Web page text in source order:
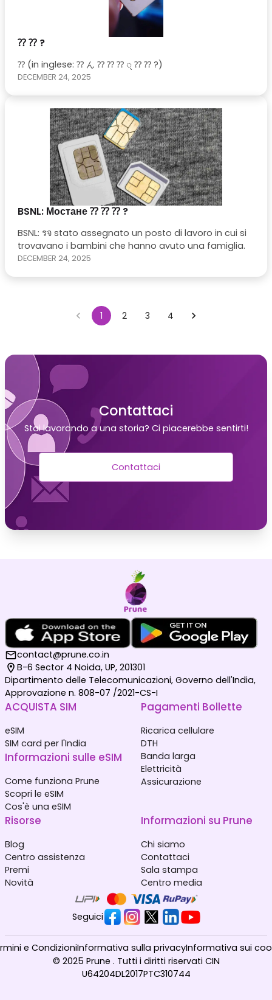
⁇ ⁇ ?
⁇ (in inglese: ⁇ ん ⁇ ⁇ ⁇ ् ⁇ ⁇ ?)
DECEMBER 24, 2025
BSNL: Мостане ⁇ ⁇ ⁇ ?
BSNL: รจ stato assegnato un posto di lavoro in cui si
trovavano i bambini che hanno avuto una famiglia.
DECEMBER 24, 2025
1 2 3 4
Contattaci
Stai lavorando a una storia? Ci piacerebbe sentirti!
Contattaci
contact@prune.co.in
B-6 Sector 4 Noida, UP, 201301
Dipartimento delle Telecomunicazioni, Governo dell'India,
Approvazione n. 808-07 /2021-CS-I
ACQUISTA SIM
eSIM
SIM card per l'India
Informazioni sulle eSIM
Come funziona Prune
Scopri le eSIM
Cos'è una eSIM
Pagamenti Bollette
Ricarica cellulare
DTH
Banda larga
Elettricità
Assicurazione
Risorse
Blog
Centro assistenza
Premi
Novità
Informazioni su Prune
Chi siamo
Contattaci
Sala stampa
Centro media
Seguici
© 2025 Prune . Tutti i diritti riservati CIN
U64204DL2017PTC310744
e CondizioniInformativa sulla privacyInformativa sui